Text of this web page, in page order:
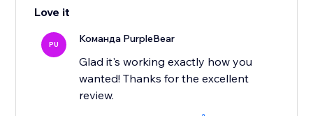
Love it
PU Команда PurpleBear
Glad it's working exactly how you
wanted! Thanks for the excellent
review.